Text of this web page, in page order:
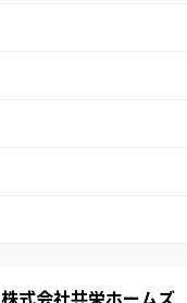
株式会社共栄ホームズ